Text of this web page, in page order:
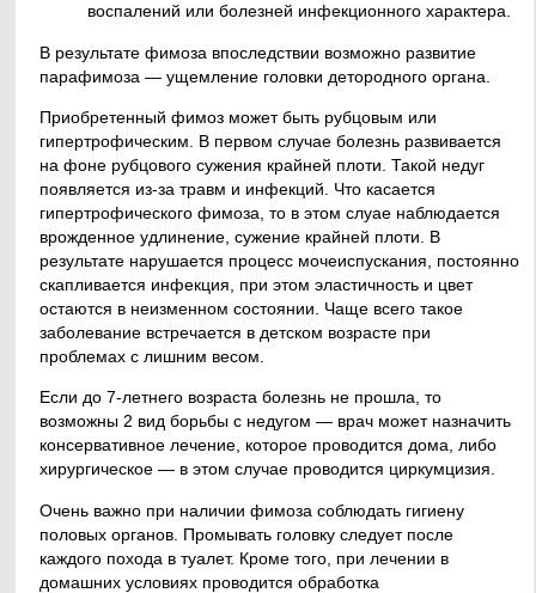
воспалений или болезней инфекционного характера.
В результате фимоза впоследствии возможно развитие
парафимоза — ущемление головки детородного органа.
Приобретенный фимоз может быть рубцовым или
гипертрофическим. В первом случае болезнь развивается
на фоне рубцового сужения крайней плоти. Такой недуг
появляется из-за травм и инфекций. Что касается
гипертрофического фимоза, то в этом слуае наблюдается
врожденное удлинение, сужение крайней плоти. В
результате нарушается процесс мочеиспускания, постоянно
скапливается инфекция, при этом эластичность и цвет
остаются в неизменном состоянии. Чаще всего такое
заболевание встречается в детском возрасте при
проблемах с лишним весом.
Если до 7-летнего возраста болезнь не прошла, то
возможны 2 вид борьбы с недугом — врач может назначить
консервативное лечение, которое проводится дома, либо
хирургическое — в этом случае проводится циркумцизия.
Очень важно при наличии фимоза соблюдать гигиену
половых органов. Промывать головку следует после
каждого похода в туалет. Кроме того, при лечении в
домашних условиях проводится обработка